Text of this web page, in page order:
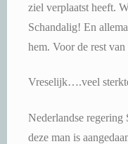
ziel verplaatst heeft.
Schandalig! En
hem. Voor de rest
Vreselijk….veel
Nederlandse
deze man is